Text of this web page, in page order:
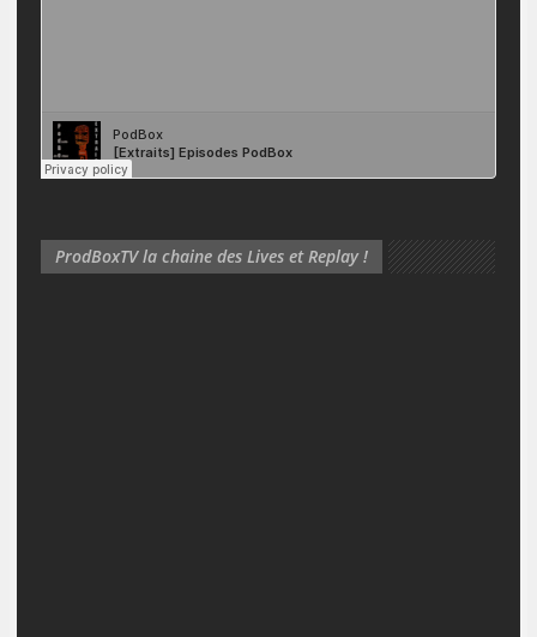
ProdBoxTV la chaine des Lives et Replay !